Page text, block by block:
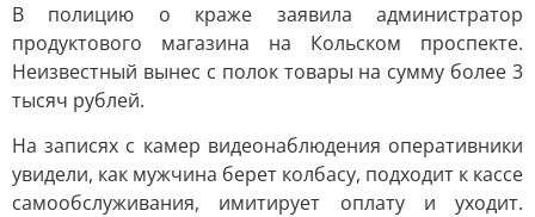
В полицию о краже заявила администратор
продуктового магазина на Кольском проспекте.
Неизвестный вынес с полок товары на сумму более 3
тысяч рублей.
На записях с камер видеонаблюдения оперативники
увидели, как мужчина берет колбасу, подходит к кассе
самообслуживания, имитирует оплату и уходит.